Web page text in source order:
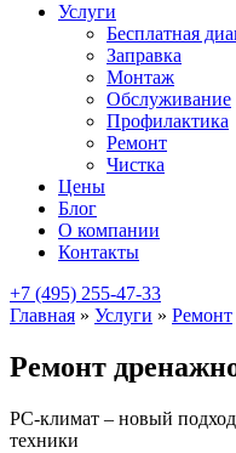
Услуги
Бесплатная
Заправка
Монтаж
Обслуживание
Профилактика
Ремонт
Чистка
Цены
Блог
О компании
Контакты
+7 (495) 255-47-33
Главная » Услуги » Ремонт
Ремонт
РС-климат – новый
техники